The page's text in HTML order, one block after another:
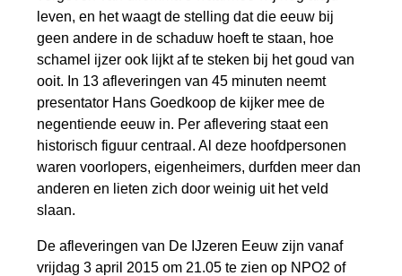
leven, en het waagt de stelling dat die eeuw bij
geen andere in de schaduw hoeft te staan, hoe
schamel ijzer ook lijkt af te steken bij het goud van
ooit. In 13 afleveringen van 45 minuten neemt
presentator Hans Goedkoop de kijker mee de
negentiende eeuw in. Per aflevering staat een
historisch figuur centraal. Al deze hoofdpersonen
waren voorlopers, eigenheimers, durfden meer dan
anderen en lieten zich door weinig uit het veld
slaan.
De afleveringen van De IJzeren Eeuw zijn vanaf
vrijdag 3 april 2015 om 21.05 te zien op NPO2 of